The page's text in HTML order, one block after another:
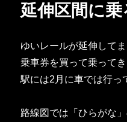
延伸区間に乗
ゆいレールが延伸して
乗車券を買って乗って
駅には2月に車では行っ
路線図では「ひらがな